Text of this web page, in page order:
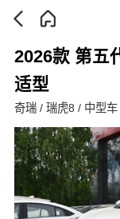
2026款 第五
适型
奇瑞 / 瑞虎8 / 中型车